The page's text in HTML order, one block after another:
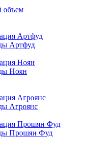
объем
Артфуд
Артфуд
Ноян
Ноян
Агроянс
Агроянс
Прошян Фуд
Прошян Фуд